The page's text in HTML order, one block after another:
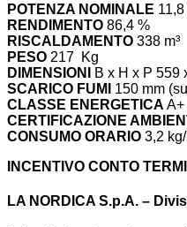
POTENZA NOMINALE
RENDIMENTO 86,4 %
RISCALDAMENTO 338 m³
PESO 217 Kg
DIMENSIONI
B x H x P 559
SCARICO FUMI
150 mm
CLASSE ENERGETICA A+
CERTIFICAZIONE
CONSUMO ORARIO 3,2
INCENTIVO CONTO
LA NORDICA S.p.A. –